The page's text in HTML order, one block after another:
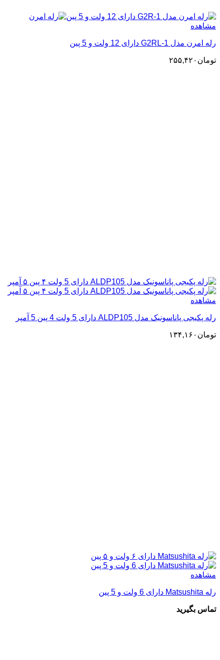
مشاهده
رله امرن مدل G2RL-1 دارای 12 ولت و 5 پین
تومان ۲۵۵,۴۲۰
مشاهده
رله پکیجی پاناسونیک مدل ALDP105 دارای 5 ولت 4 پین 5 آمپر
تومان ۱۳۴,۱۶۰
مشاهده
رله Matsushita دارای 6 ولت و 5 پین
تماس بگیرید